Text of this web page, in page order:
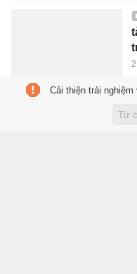
Cải thiện trải
Từ